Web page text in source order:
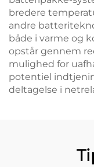
bredere
andre
både i varme og
opstår gennem
mulighed for
potentiel
deltagelse i